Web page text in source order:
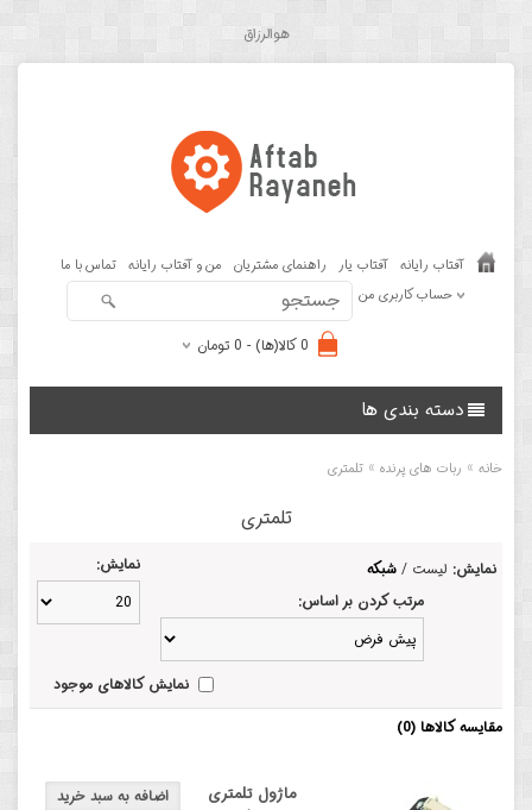
هوالرزاق
آفتاب رایانه آفتاب یار راهنمای مشتریان من و آفتاب رایانه تماس با ما
حساب کاربری من
0 کالا(ها) - 0 تومان
دسته بندی ها
خانه » ربات های پرنده » تلمتری
تلمتری
نمایش: لیست / شبکه
نمایش:
مرتب کردن بر اساس:
نمایش کالاهای موجود
مقایسه کالاها (0)
ماژول تلمتری